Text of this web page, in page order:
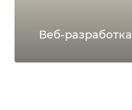
Веб-разработка